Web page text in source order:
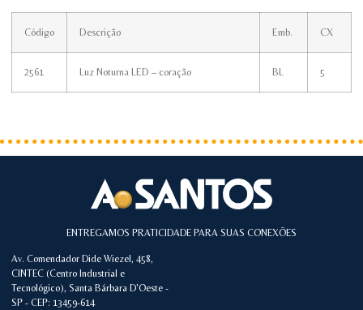
Código Descrição Emb. CX
2561 Luz Noturna LED – coração BL 5
ENTREGAMOS PRATICIDADE PARA SUAS CONEXÕES
Av. Comendador Dide Wiezel, 458,
CINTEC (Centro Industrial e
Tecnológico), Santa Bárbara D'Oeste -
SP - CEP: 13459-614